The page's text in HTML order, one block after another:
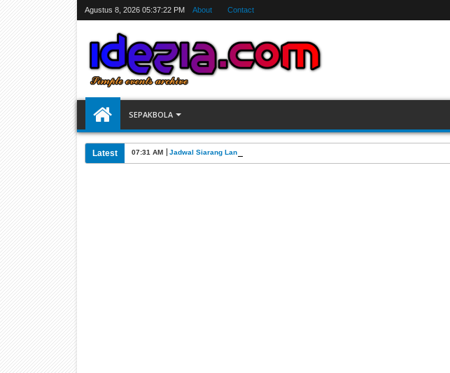
Agustus 8, 2026 05:37:23 PM About Contact
SEPAKBOLA
Latest 07:31 AM Jadwal Siarang Langsung TV Piala Dunia FIFA 2026